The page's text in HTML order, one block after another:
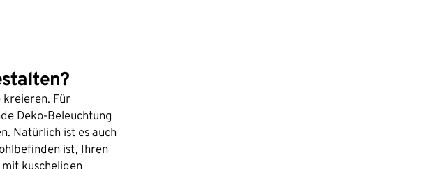
kreieren. Für
Deko-Beleuchtung
Natürlich ist es auch
ist, Ihren
kuscheligen